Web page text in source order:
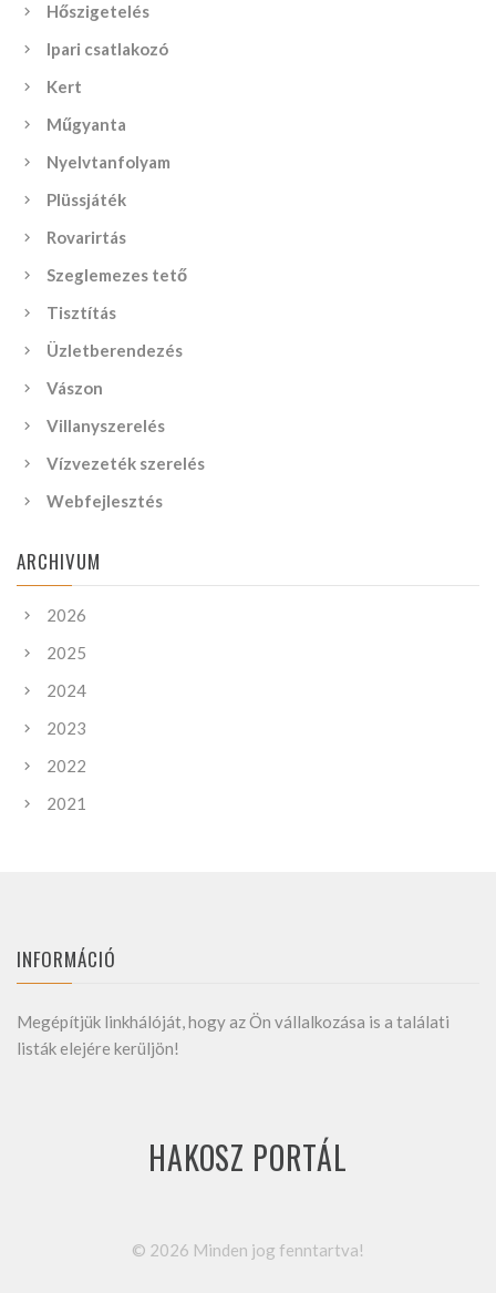
Hőszigetelés
Ipari csatlakozó
Kert
Műgyanta
Nyelvtanfolyam
Plüssjáték
Rovarirtás
Szeglemezes tető
Tisztítás
Üzletberendezés
Vászon
Villanyszerelés
Vízvezeték szerelés
Webfejlesztés
ARCHIVUM
2026
2025
2024
2023
2022
2021
INFORMÁCIÓ
Megépítjük linkhálóját, hogy az Ön vállalkozása is a találati
listák elejére kerüljön!
HAKOSZ PORTÁL
© 2026 Minden jog fenntartva!